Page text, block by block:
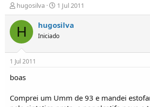
I
n
i
i
o
r
T
hugosilva
D
a
t
d
o
1 Jul 2011
H hugosilva
Iniciado
1 Jul 2011
boas
Comprei um Umm de 93 e mandei